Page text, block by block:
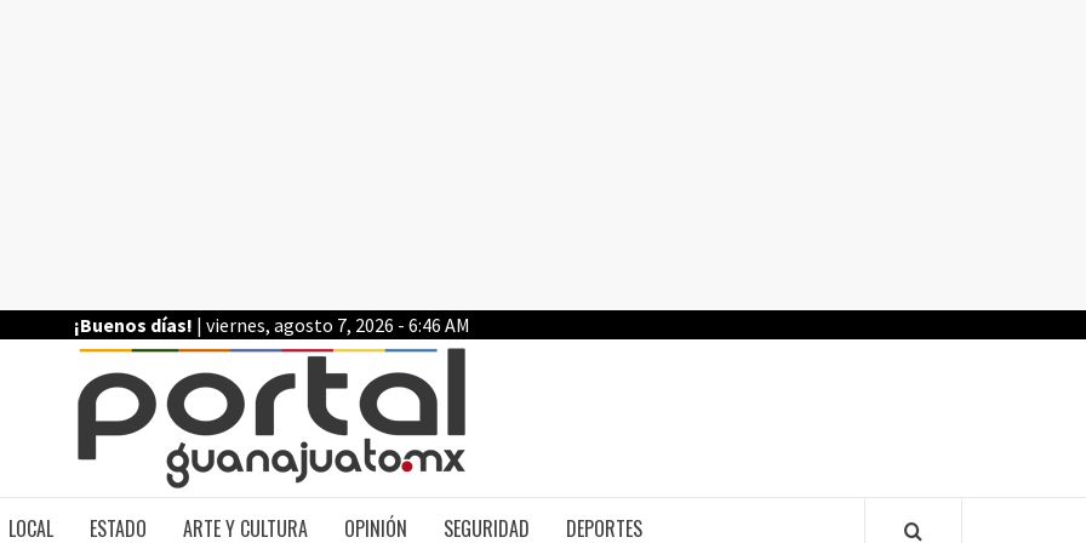
¡Buenos días! | viernes, agosto 7, 2026 - 6:46 AM
LOCAL ESTADO ARTE Y CULTURA OPINIÓN SEGURIDAD DEPORTES